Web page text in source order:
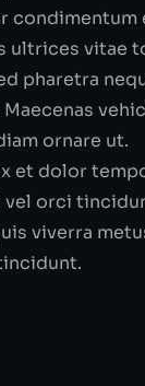
condimentum
ultrices vitae
pharetra
ornare ut.
et dolor
vel orci
viverra